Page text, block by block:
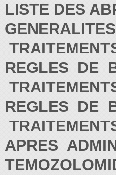
LISTE DES
REGLES DE
REGLES DE
APRES